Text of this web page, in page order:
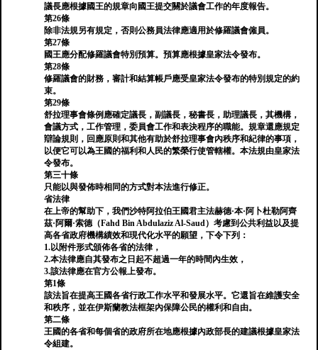
議長應根據國王的規章向國王提交關於議會工作的年度報告。
第26條
除非法規另有規定，否則公務員法律應適用於修羅議會僱員。
第27條
國王應分配修羅議會特別預算。預算應根據皇家法令發布。
第28條
修羅議會的財務，審計和結算帳戶應受皇家法令發布的特別規定的約
束。
第29條
舒拉理事會條例應確定議長，副議長，秘書長，助理議長，其機構，
會議方式，工作管理，委員會工作和表決程序的職能。規章還應規定
辯論規則，回應原則和其他有助於舒拉理事會內秩序和紀律的事項，
以便它可以為王國的福利和人民的繁榮行使管轄權。本法規由皇家法
令發布。
第三十條
只能以與發佈時相同的方式對本法進行修正。
省法律
在上帝的幫助下，我們沙特阿拉伯王國君主法赫德·本·阿卜杜勒阿齊
茲·阿爾·索德（Fahd Bin Abdulaziz Al-Saud）考慮到公共利益以及提
高各省政府機構績效和現代化水平的願望，下令下列：
1.以附件形式頒佈各省的法律，
2.本法律應自其發布之日起不超過一年的時間內生效，
3.該法律應在官方公報上發布。
第1條
該法旨在提高王國各省行政工作水平和發展水平。它還旨在維護安全
和秩序，並在伊斯蘭教法框架內保障公民的權利和自由。
第二條
王國的各省和每個省的政府所在地應根據內政部長的建議根據皇家法
令組建。